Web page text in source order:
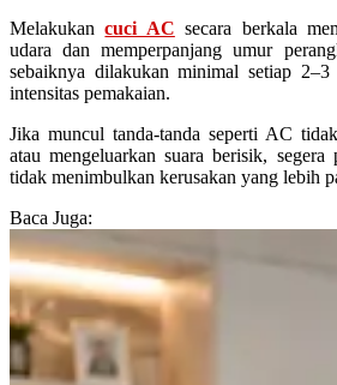
Melakukancuci AC secara berkala
udara dan memperpanjang umur
sebaiknya dilakukan minimal setiap
intensitas pemakaian.
Jika muncul tanda-tanda seperti AC
atau mengeluarkan suara berisik, segera
tidak menimbulkan kerusakan yang lebih
Baca Juga: